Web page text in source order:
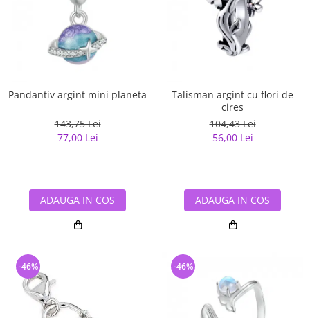
Pandantiv argint mini planeta
143,75 Lei
77,00 Lei
ADAUGA IN COS
Talisman argint cu flori de
cires
104,43 Lei
56,00 Lei
ADAUGA IN COS
-46% -46%